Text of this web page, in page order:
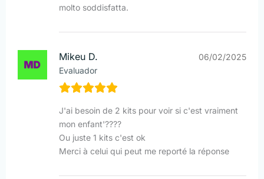
molto soddisfatta.
Mikeu D.
Evaluador
06/02/2025
J'ai besoin de 2 kits pour voir si c'est vraiment
mon enfant'????
Ou juste 1 kits c'est ok
Merci à celui qui peut me reporté la réponse